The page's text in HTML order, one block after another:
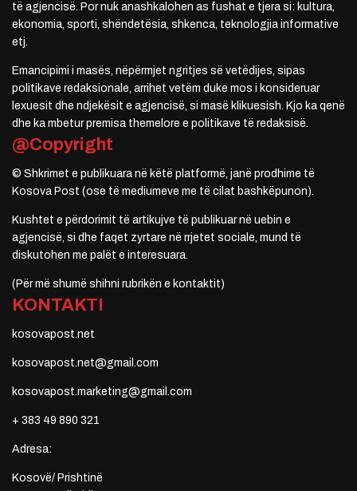
të agjencisë. Por nuk anashkalohen as fushat e tjera si: kultura,
ekonomia, sporti, shëndetësia, shkenca, teknologjia informative
etj.
Emancipimi i masës, nëpërmjet ngritjes së vetëdijes, sipas
politikave redaksionale, arrihet vetëm duke mos i konsideruar
lexuesit dhe ndjekësit e agjencisë, si masë klikuesish. Kjo ka qenë
dhe ka mbetur premisa themelore e politikave të redaksisë.
@Copyright
© Shkrimet e publikuara në këtë platformë, janë prodhime të
Kosova Post (ose të mediumeve me të cilat bashkëpunon).
Kushtet e përdorimit të artikujve të publikuar në uebin e
agjencisë, si dhe faqet zyrtare në rrjetet sociale, mund të
diskutohen me palët e interesuara.
(Për më shumë shihni rubrikën e kontaktit)
KONTAKTI
kosovapost.net
kosovapost.net@gmail.com
kosovapost.marketing@gmail.com
+ 383 49 890 321
Adresa:
Kosovë/ Prishtinë